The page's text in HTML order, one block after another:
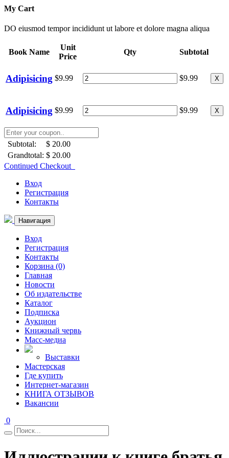
My Cart
DO eiusmod tempor incididunt ut labore et dolore magna aliqua
Book Name
Unit
Price
Qty Subtotal
Adipisicing $9.99 $9.99 X
Adipisicing $9.99 $9.99 X
Subtotal:
$ 20.00
Grandtotal: $ 20.00
Continued Checkout
Вход
Регистрация
Контакты
Навигация
Вход
Регистрация
Контакты
Корзина (0)
Главная
Новости
Об издательстве
Каталог
Подписка
Аукцион
Книжный червь
Масс-медиа
Выставки
Мастерская
Где купить
Интернет-магазин
КНИГА ОТЗЫВОВ
Вакансии
0